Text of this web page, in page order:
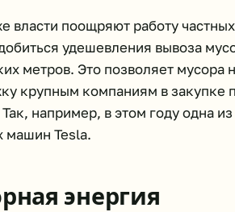
власти поощряют работу
удешевления вывоза
метров. Это позволяет мусора
крупным компаниям в закупке
например, в этом году одна
машин Tesla.
энергия